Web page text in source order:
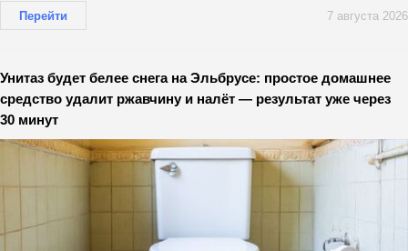
Перейти 7 августа 2026
Унитаз будет белее снега на Эльбрусе: простое домашнее
средство удалит ржавчину и налёт — результат уже через
30 минут